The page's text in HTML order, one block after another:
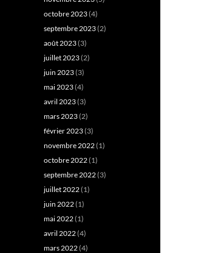
octobre 2023(4)
septembre 2023(2)
août 2023(3)
juillet 2023(2)
juin 2023(3)
mai 2023(4)
avril 2023(3)
mars 2023(2)
février 2023(3)
novembre 2022(1)
octobre 2022(1)
septembre 2022(3)
juillet 2022(1)
juin 2022(1)
mai 2022(1)
avril 2022(4)
mars 2022(4)